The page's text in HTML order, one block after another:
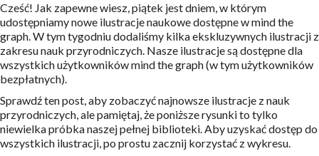
Cześć! Jak zapewne wiesz, piątek jest dniem, w którym
udostępniamy nowe ilustracje naukowe dostępne w mind the
graph. W tym tygodniu dodaliśmy kilka ekskluzywnych ilustracji z
zakresu nauk przyrodniczych. Nasze ilustracje są dostępne dla
wszystkich użytkowników mind the graph (w tym użytkowników
bezpłatnych).
Sprawdź ten post, aby zobaczyć najnowsze ilustracje z nauk
przyrodniczych, ale pamiętaj, że poniższe rysunki to tylko
niewielka próbka naszej pełnej biblioteki. Aby uzyskać dostęp do
wszystkich ilustracji, po prostu zacznij korzystać z wykresu.